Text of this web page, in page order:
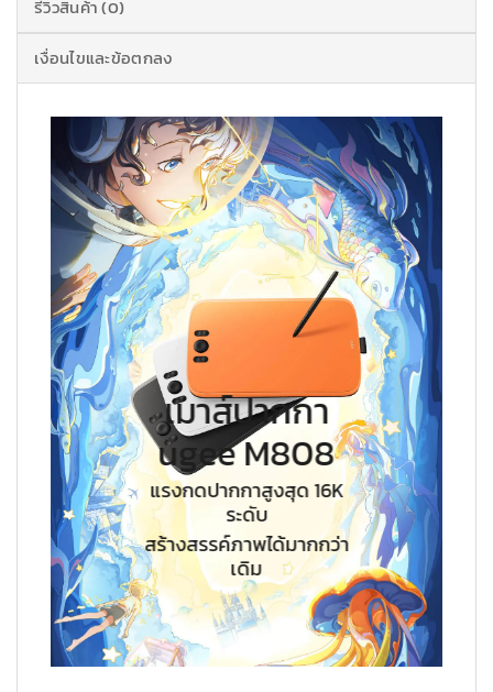
รีวิวสินค้า (0)
เงื่อนไขและข้อตกลง
เมาส์ปากกา
ugee M808
แรงกดปากกาสูงสุด 16K
ระดับ
สร้างสรรค์ภาพได้มากกว่า
เดิม